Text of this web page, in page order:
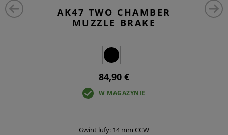
AK47 TWO CHAMBER
MUZZLE BRAKE
84,90 €
W MAGAZYNIE
Gwint lufy: 14 mm CCW